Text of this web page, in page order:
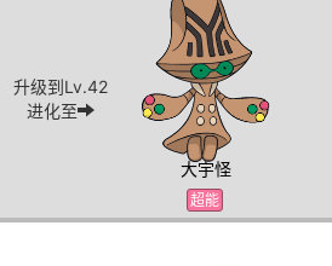
升级到Lv.42
进化至
大宇怪
超能